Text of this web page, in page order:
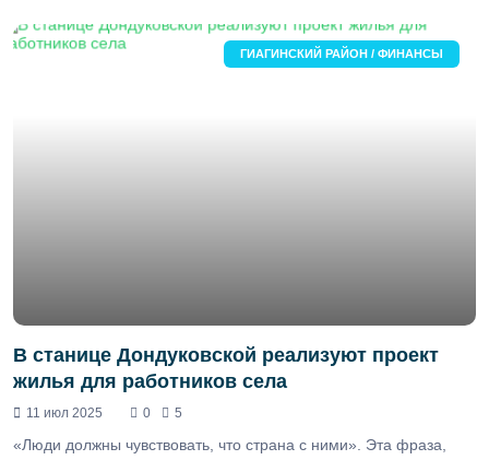
ГИАГИНСКИЙ РАЙОН / ФИНАНСЫ
В станице Дондуковской реализуют проект
жилья для работников села
11 июл 2025 0 5
«Люди должны чувствовать, что страна с ними». Эта фраза,